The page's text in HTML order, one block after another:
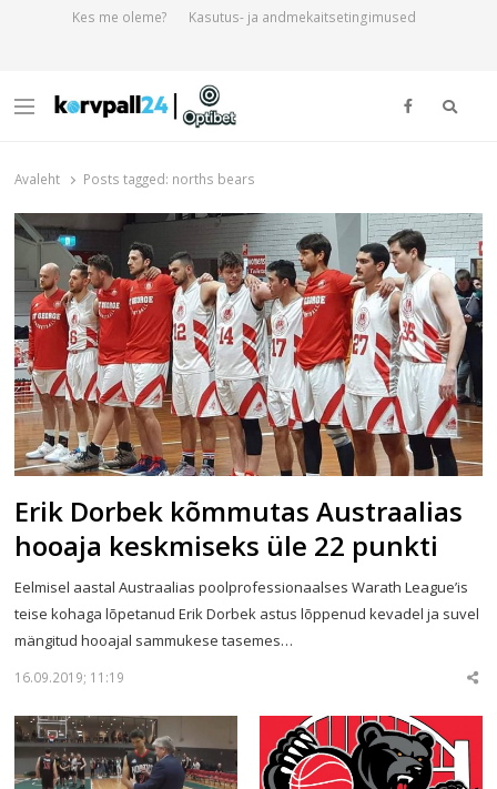
Kes me oleme? Kasutus- ja andmekaitsetingimused
Menu Otsi
Avaleht Posts tagged: norths bears
Erik Dorbek kõmmutas Austraalias
hooaja keskmiseks üle 22 punkti
Eelmisel aastal Austraalias poolprofessionaalses Warath League’is
teise kohaga lõpetanud Erik Dorbek astus lõppenud kevadel ja suvel
mängitud hooajal sammukese tasemes…
16.09.2019; 11:19